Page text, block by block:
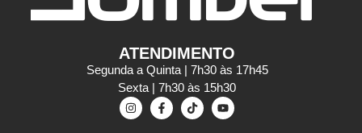
ATENDIMENTO
Segunda a Quinta | 7h30 às 17h45
Sexta | 7h30 às 15h30